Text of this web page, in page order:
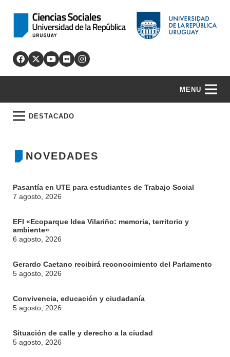
MENU
DESTACADO
NOVEDADES
Pasantía en UTE para estudiantes de Trabajo Social
7 agosto, 2026
EFI «Ecoparque Idea Vilariño: memoria, territorio y
ambiente»
6 agosto, 2026
Gerardo Caetano recibirá reconocimiento del Parlamento
5 agosto, 2026
Convivencia, educación y ciudadanía
5 agosto, 2026
Situación de calle y derecho a la ciudad
5 agosto, 2026